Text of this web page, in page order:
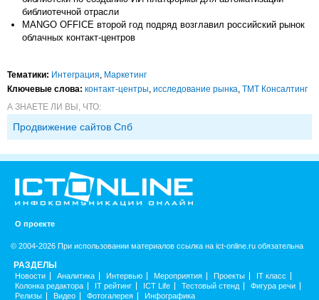
библиотечной отрасли
MANGO OFFICE второй год подряд возглавил российский рынок
облачных контакт-центров
Тематики: Интеграция, Маркетинг
Ключевые слова: контакт-центры, исследование рынка, TMT Консалтинг
А ЗНАЕТЕ ЛИ ВЫ, ЧТО:
Продвижение сайтов Спб
О проекте
© 2004-2026 При использовании материалов ссылка на ict-online.ru обязательна
РАЗДЕЛЫ
Новости Аналитика Интервью Мероприятия Проекты
IT класс
Колонка редактора
IT рейтинг ICT Life Тестовый стенд
Фигура речи
Релизы
Видео Фотогалерея Инфографика